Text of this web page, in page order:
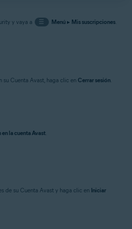
y vaya a ☰ Menú▸ Mis suscripciones.
su Cuenta Avast, haga clic en Cerrar sesión.
en la cuenta Avast.
de su Cuenta Avast y haga clic en Iniciar